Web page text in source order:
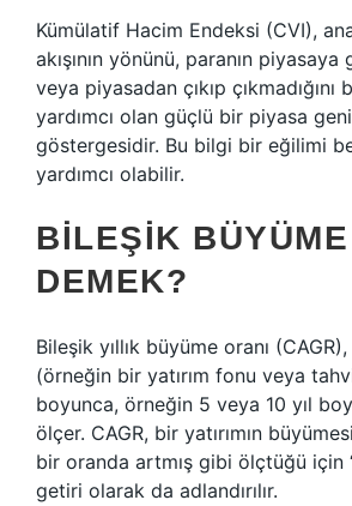
Kümülatif Hacim Endeksi (CVI),
akışının yönünü, paranın
veya piyasadan çıkıp
yardımcı olan güçlü bir piyasa
göstergesidir. Bu bilgi bir eğilimi
yardımcı olabilir.
BILEŞIK
DEMEK?
Bileşik yıllık büyüme oranı (CAGR),
(örneğin bir yatırım fonu veya
boyunca, örneğin 5 veya 10 yıl
ölçer. CAGR, bir yatırımın
bir oranda artmış gibi ölçtüğü için
getiri olarak da adlandırılır.